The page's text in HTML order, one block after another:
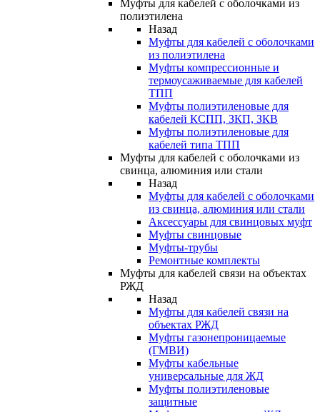
Муфты для кабелей с оболочками из
полиэтилена
Назад
Муфты для кабелей с оболочками
из полиэтилена
Муфты компрессионные и
термоусаживаемые для кабелей
ТПП
Муфты полиэтиленовые для
кабелей КСПП, ЗКП, ЗКВ
Муфты полиэтиленовые для
кабелей типа ТПП
Муфты для кабелей с оболочками из
свинца, алюминия или стали
Назад
Муфты для кабелей с оболочками
из свинца, алюминия или стали
Аксессуары для свинцовых муфт
Муфты свинцовые
Муфты-трубы
Ремонтные комплекты
Муфты для кабелей связи на объектах
РЖД
Назад
Муфты для кабелей связи на
объектах РЖД
Муфты газонепроницаемые
(ГМВИ)
Муфты кабельные
универсальные для ЖД
Муфты полиэтиленовые
защитные